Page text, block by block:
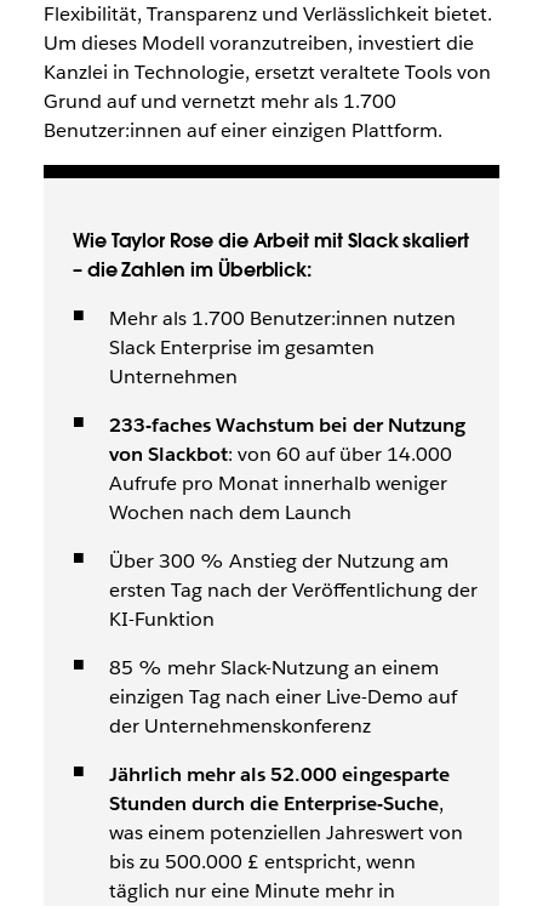
Flexibilität, Transparenz und Verlässlichkeit bietet.
Um dieses Modell voranzutreiben, investiert die
Kanzlei in Technologie, ersetzt veraltete Tools von
Grund auf und vernetzt mehr als 1.700
Benutzer:innen auf einer einzigen Plattform.
Wie Taylor Rose die Arbeit mit Slack skaliert
– die Zahlen im Überblick:
Mehr als 1.700 Benutzer:innen nutzen
Slack Enterprise im gesamten
Unternehmen
233-faches Wachstum bei der Nutzung
von Slackbot: von 60 auf über 14.000
Aufrufe pro Monat innerhalb weniger
Wochen nach dem Launch
Über 300 % Anstieg der Nutzung am
ersten Tag nach der Veröffentlichung der
KI-Funktion
85 % mehr Slack-Nutzung an einem
einzigen Tag nach einer Live-Demo auf
der Unternehmenskonferenz
Jährlich mehr als 52.000 eingesparte
Stunden durch die Enterprise-Suche,
was einem potenziellen Jahreswert von
bis zu 500.000 £ entspricht, wenn
täglich nur eine Minute mehr in